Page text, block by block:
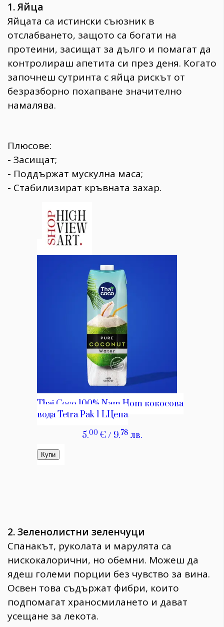
1. Яйца
Яйцата са истински съюзник в
отслабването, защото са богати на
протеини, засищат за дълго и помагат да
контролираш апетита си през деня. Когато
започнеш сутринта с яйца рискът от
безразборно похапване значително
намалява.
Плюсове:
- Засищат;
- Поддържат мускулна маса;
- Стабилизират кръвната захар.
2. Зеленолистни зеленчуци
Спанакът, руколата и марулята са
нискокалорични, но обемни. Можеш да
ядеш големи порции без чувство за вина.
Освен това съдържат фибри, които
подпомагат храносмилането и дават
усещане за лекота.